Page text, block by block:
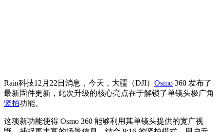
Rain科技12月22日消息，今天，大疆（DJI） Osmo 360 发布了
最新固件更新，此次升级的核心亮点在于解锁了单镜头极广角
竖拍功能。
这项新功能使得 Osmo 360 能够利用其单镜头提供的宽广视